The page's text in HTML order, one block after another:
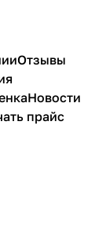
Отзывы
Новости
прайс